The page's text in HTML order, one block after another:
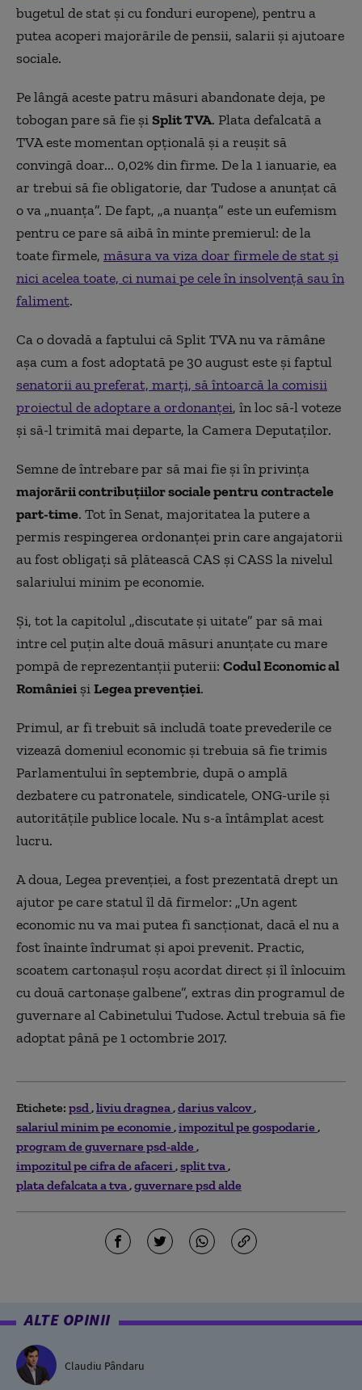
bugetul de stat și cu fonduri europene), pentru a
putea acoperi majorările de pensii, salarii și ajutoare
sociale.
Pe lângă aceste patru măsuri abandonate deja, pe
tobogan pare să fie șiSplit TVA. Plata defalcată a
TVA este momentan opțională și a reușit să
convingă doar... 0,02% din firme. De la 1 ianuarie, ea
ar trebui să fie obligatorie, dar Tudose a anunțat că
o va „nuanța”. De fapt, „a nuanța” este un eufemism
pentru ce pare să aibă în minte premierul: de la
toate firmele, măsura va viza doar firmele de stat și
nici acelea toate, ci numai pe cele în insolvență sau în
faliment.
Ca o dovadă a faptului că Split TVA nu va rămâne
așa cum a fost adoptată pe 30 august este și faptul
senatorii au preferat, marți, să întoarcă la comisii
proiectul de adoptare a ordonanței, în loc să-l voteze
și să-l trimită mai departe, la Camera Deputaților.
Semne de întrebare par să mai fie și în privința
majorării contribuțiilor sociale pentru contractele
part-time. Tot în Senat, majoritatea la putere a
permis respingerea ordonanței prin care angajatorii
au fost obligați să plătească CAS și CASS la nivelul
salariului minim pe economie.
Și, tot la capitolul „discutate și uitate” par să mai
intre cel puțin alte două măsuri anunțate cu mare
pompă de reprezentanții puterii: Codul Economic al
României șiLegea prevenției.
Primul, ar fi trebuit să includă toate prevederile ce
vizează domeniul economic și trebuia să fie trimis
Parlamentului în septembrie, după o amplă
dezbatere cu patronatele, sindicatele, ONG-urile și
autoritățile publice locale. Nu s-a întâmplat acest
lucru.
A doua, Legea prevenției, a fost prezentată drept un
ajutor pe care statul îl dă firmelor: „Un agent
economic nu va mai putea fi sancționat, dacă el nu a
fost înainte îndrumat și apoi prevenit. Practic,
scoatem cartonașul roșu acordat direct și îl înlocuim
cu două cartonașe galbene”, extras din programul de
guvernare al Cabinetului Tudose. Actul trebuia să fie
adoptat până pe 1 octombrie 2017.
Etichete: psd liviu dragnea darius valcov
salariul minim pe economie impozitul pe gospodarie
program de guvernare psd-alde
impozitul pe cifra de afaceri split tva
plata defalcata a tva guvernare psd alde
ALTE OPINII
Claudiu Pândaru